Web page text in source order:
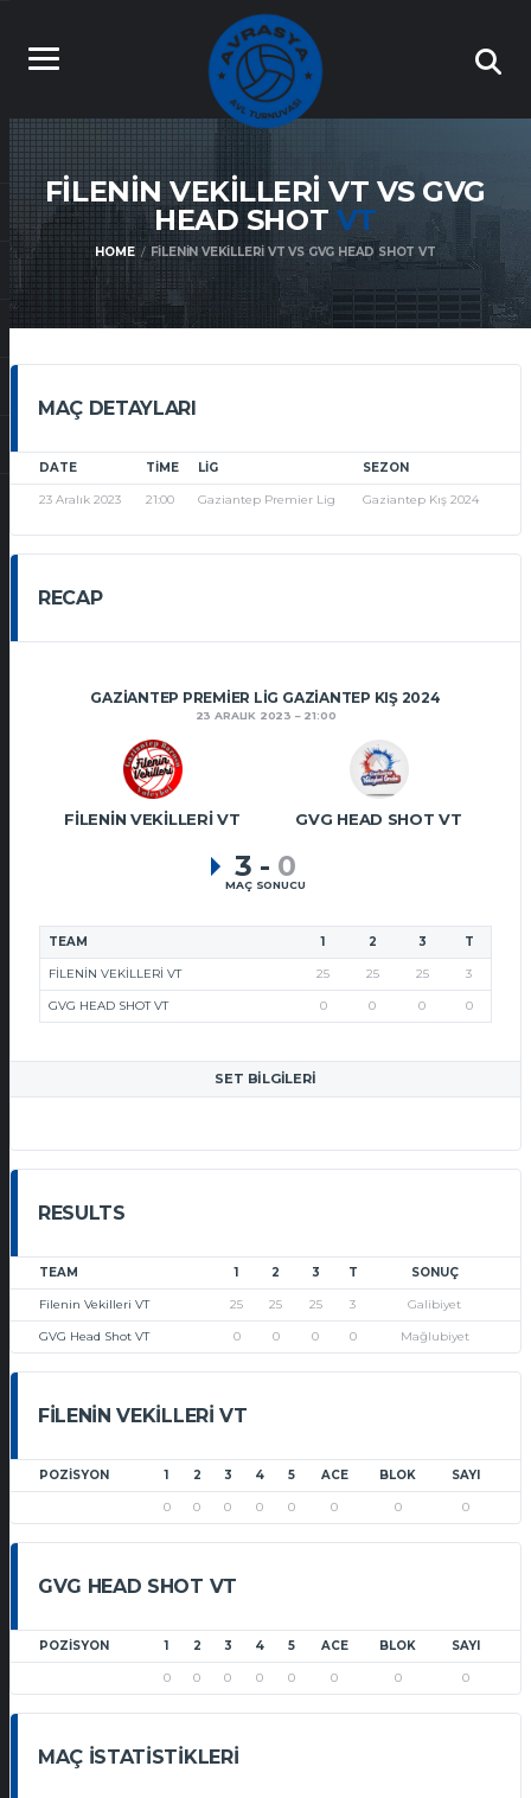
FILENIN VEKILLERI VT VS GVG
HEAD SHOT VT
HOME FILENIN VEKILLERI VT VS GVG HEAD SHOT VT
MAÇ DETAYLARI
DATE TIME LIG SEZON
23 Aralık 2023 21:00 Gaziantep Premier Lig Gaziantep Kış 2024
RECAP
GAZIANTEP PREMIER LIG GAZIANTEP KIŞ 2024
23 ARALIK 2023 21:00
FILENIN VEKILLERI VT GVG HEAD SHOT VT
3 - 0
MAÇ SONUCU
TEAM 1 2 3 T
FILENIN VEKILLERI VT 25 25 25 3
GVG HEAD SHOT VT 0 0 0 0
SET BILGILERI
RESULTS
TEAM 1 2 3 T SONUÇ
Filenin Vekilleri VT 25 25 25 3 Galibiyet
GVG Head Shot VT 0 0 0 0 Mağlubiyet
FILENIN VEKILLERI VT
POZISYON 1 2 3 4 5 ACE BLOK SAYI
0 0 0 0 0 0 0 0
GVG HEAD SHOT VT
POZISYON 1 2 3 4 5 ACE BLOK SAYI
0 0 0 0 0 0 0 0
MAÇ İSTATISTIKLERI